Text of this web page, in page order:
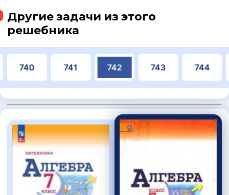
Другие задачи из этого
решебника
740 741 742 743 744